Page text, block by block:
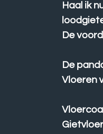
Haal ik
De
De
Vloeren